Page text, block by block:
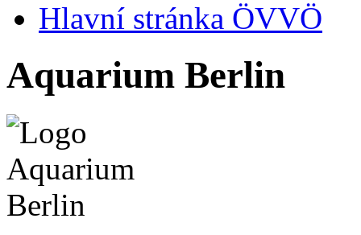
Hlavní stránka ÖVVÖ
Aquarium Berlin